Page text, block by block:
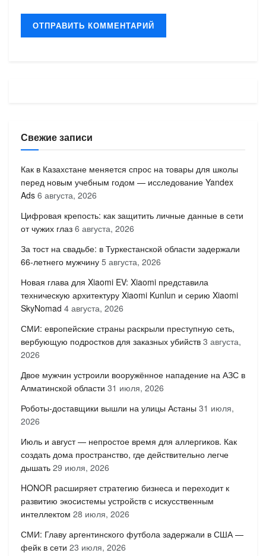
Свежие записи
Как в Казахстане меняется спрос на товары для школы
перед новым учебным годом — исследование Yandex
Ads 6 августа, 2026
Цифровая крепость: как защитить личные данные в сети
от чужих глаз 6 августа, 2026
За тост на свадьбе: в Туркестанской области задержали
66-летнего мужчину 5 августа, 2026
Новая глава для Xiaomi EV: Xiaomi представила
техническую архитектуру Xiaomi Kunlun и серию Xiaomi
SkyNomad 4 августа, 2026
СМИ: европейские страны раскрыли преступную сеть,
вербующую подростков для заказных убийств 3 августа,
2026
Двое мужчин устроили вооружённое нападение на АЗС в
Алматинской области 31 июля, 2026
Роботы-доставщики вышли на улицы Астаны 31 июля,
2026
Июль и август — непростое время для аллергиков. Как
создать дома пространство, где действительно легче
дышать 29 июля, 2026
HONOR расширяет стратегию бизнеса и переходит к
развитию экосистемы устройств с искусственным
интеллектом 28 июля, 2026
СМИ: Главу аргентинского футбола задержали в США —
фейк в сети 23 июля, 2026